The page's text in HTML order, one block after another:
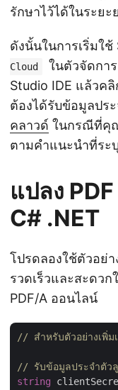
รักษาไว้ได้ในระยะ
ดังนั้นในการเริ่มใช้
Cloud
ในตัวจัดกา
Studio IDE แล้วค
ต้องได้รับข้อมูลปร
คลาวด์ ในกรณีที่คุ
ตามคำแนะนำที่ระ
แปลง
C# .NET
โปรดลองใช้ตัวอย่
รวดเร็วและสะดว
PDF/A ออนไลน์
// สำหรับตัวอย่างเ
// รับข้อมูลประจำตั
string